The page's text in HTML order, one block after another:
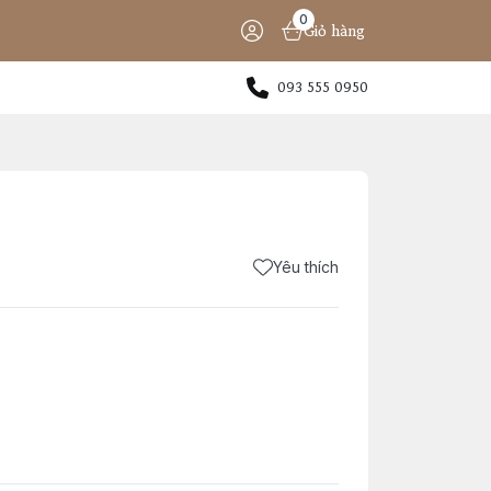
0
Giỏ hàng
093 555 0950
Yêu thích